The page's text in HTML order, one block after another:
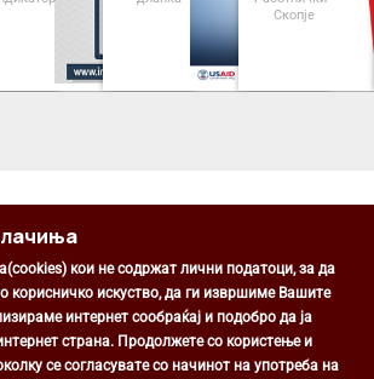
Скопје
Општина Центар
Михаил Цоков бр. 1, Скопје
кои не содржат лични податоци, за да
корисничко искуство, да ги извршиме Вашите
интернет сообраќај и подобро да ја
страна. Продолжете со користење и
се согласувате со начинот на употреба на